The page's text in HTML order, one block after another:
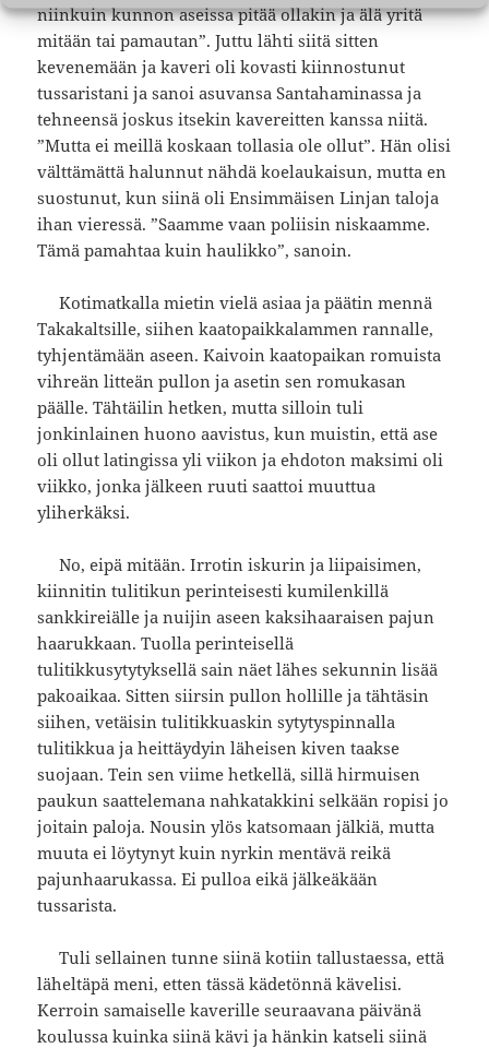
niinkuin kunnon aseissa pitää ollakin ja älä yritä
mitään tai pamautan”. Juttu lähti siitä sitten
kevenemään ja kaveri oli kovasti kiinnostunut
tussaristani ja sanoi asuvansa Santahaminassa ja
tehneensä joskus itsekin kavereitten kanssa niitä.
”Mutta ei meillä koskaan tollasia ole ollut”. Hän olisi
välttämättä halunnut nähdä koelaukaisun, mutta en
suostunut, kun siinä oli Ensimmäisen Linjan taloja
ihan vieressä. ”Saamme vaan poliisin niskaamme.
Tämä pamahtaa kuin haulikko”, sanoin.
Kotimatkalla mietin vielä asiaa ja päätin mennä
Takakaltsille, siihen kaatopaikkalammen rannalle,
tyhjentämään aseen. Kaivoin kaatopaikan romuista
vihreän litteän pullon ja asetin sen romukasan
päälle. Tähtäilin hetken, mutta silloin tuli
jonkinlainen huono aavistus, kun muistin, että ase
oli ollut latingissa yli viikon ja ehdoton maksimi oli
viikko, jonka jälkeen ruuti saattoi muuttua
yliherkäksi.
No, eipä mitään. Irrotin iskurin ja liipaisimen,
kiinnitin tulitikun perinteisesti kumilenkillä
sankkireiälle ja nuijin aseen kaksihaaraisen pajun
haarukkaan. Tuolla perinteisellä
tulitikkusytytyksellä sain näet lähes sekunnin lisää
pakoaikaa. Sitten siirsin pullon hollille ja tähtäsin
siihen, vetäisin tulitikkuaskin sytytyspinnalla
tulitikkua ja heittäydyin läheisen kiven taakse
suojaan. Tein sen viime hetkellä, sillä hirmuisen
paukun saattelemana nahkatakkini selkään ropisi jo
joitain paloja. Nousin ylös katsomaan jälkiä, mutta
muuta ei löytynyt kuin nyrkin mentävä reikä
pajunhaarukassa. Ei pulloa eikä jälkeäkään
tussarista.
Tuli sellainen tunne siinä kotiin tallustaessa, että
läheltäpä meni, etten tässä kädetönnä kävelisi.
Kerroin samaiselle kaverille seuraavana päivänä
koulussa kuinka siinä kävi ja hänkin katseli siinä